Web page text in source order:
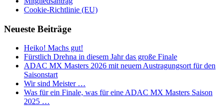
Cookie-Richtlinie (EU)
Neueste Beiträge
Heiko! Machs gut!
Fürstlich Drehna in diesem Jahr das große Finale
ADAC MX Masters 2026 mit neuem Austragungsort für den
Saisonstart
Wir sind Meister …
Was für ein Finale, was für eine ADAC MX Masters Saison
2025 …